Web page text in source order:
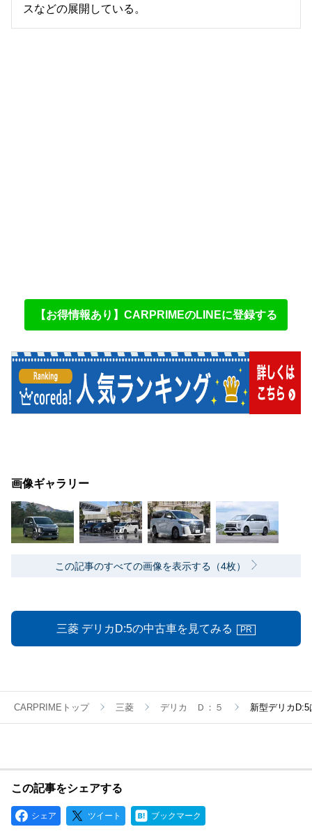
スなどの展開している。
【お得情報あり】CARPRIMEのLINEに登録する
画像ギャラリー
この記事のすべての画像を表示する（4枚）
三菱 デリカD:5の中古車を見てみる PR
CARPRIMEトップ 三菱 デリカ Ｄ：５ 新型デリカ
この記事をシェアする
シェア ツイート ブックマーク